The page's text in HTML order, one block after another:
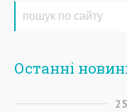
Останні
25